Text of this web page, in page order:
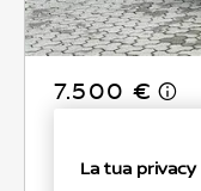
7.500 €
La tua privacy